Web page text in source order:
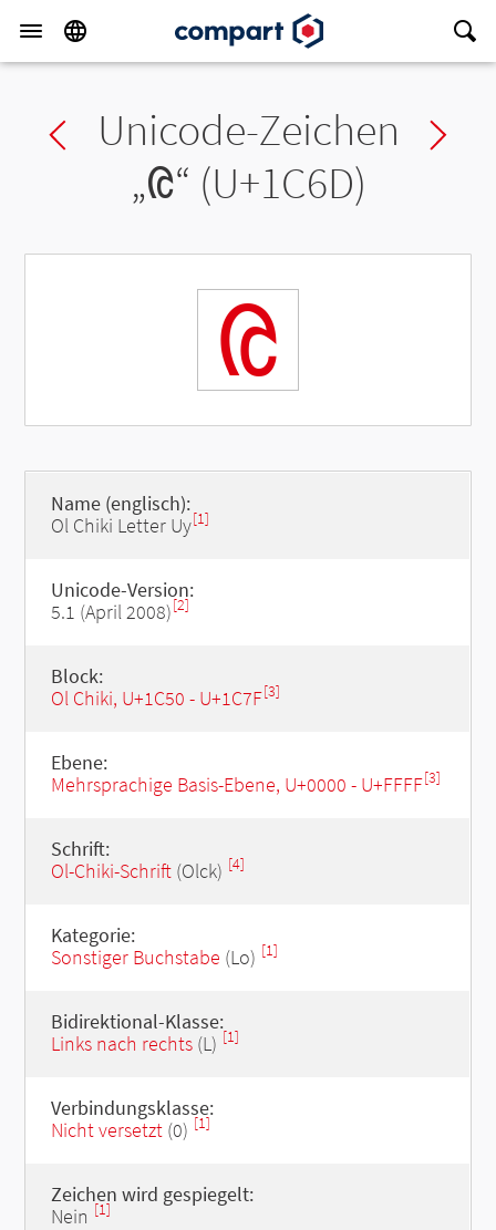
Previous char
Unicode-Zeichen
„ᱭ“ (U+1C6D)
ᱭ
Name (englisch):
Ol Chiki Letter Uy[1]
Unicode-Version:
5.1 (April 2008)[2]
Block:
Ol Chiki, U+1C50 - U+1C7F[3]
Ebene:
Mehrsprachige Basis-Ebene, U+0000 - U+FFFF[3]
Schrift:
Ol-Chiki-Schrift(Olck) [4]
Kategorie:
Sonstiger Buchstabe (Lo) [1]
Bidirektional-Klasse:
Links nach rechts(L) [1]
Verbindungsklasse:
Nicht versetzt(0) [1]
Zeichen wird gespiegelt:
Nein [1]